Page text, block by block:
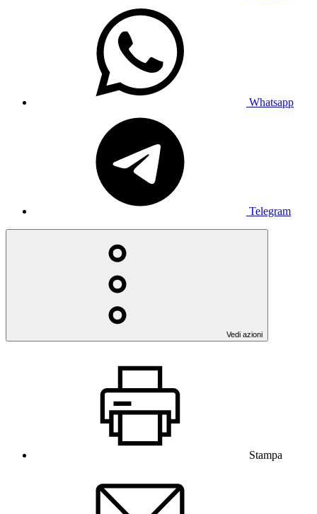
Whatsapp
Telegram
Vedi azioni
Stampa